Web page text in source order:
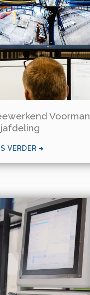
Voorman
VERDER